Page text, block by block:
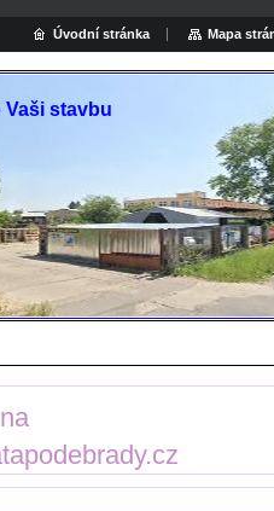
Vaši stavbu
Úvodní stránka Mapa